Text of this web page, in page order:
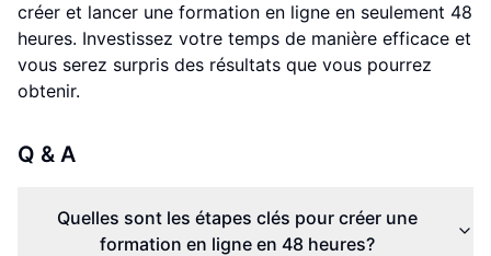
créer et lancer une formation en ligne en seulement 48
heures. Investissez votre temps de manière efficace et
vous serez surpris des résultats que vous pourrez
obtenir.
Q & A
Quelles sont les étapes clés pour créer une
formation en ligne en 48 heures?